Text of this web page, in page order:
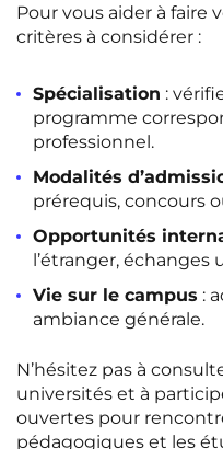
Pour vous aider à faire
critères à considérer :
Spécialisation :
programme
professionnel.
Modalités
prérequis, concours
Opportunités
l’étranger, échanges
Vie sur le campus :
ambiance générale.
N’hésitez pas à
universités et à
ouvertes pour
pédagogiques et les